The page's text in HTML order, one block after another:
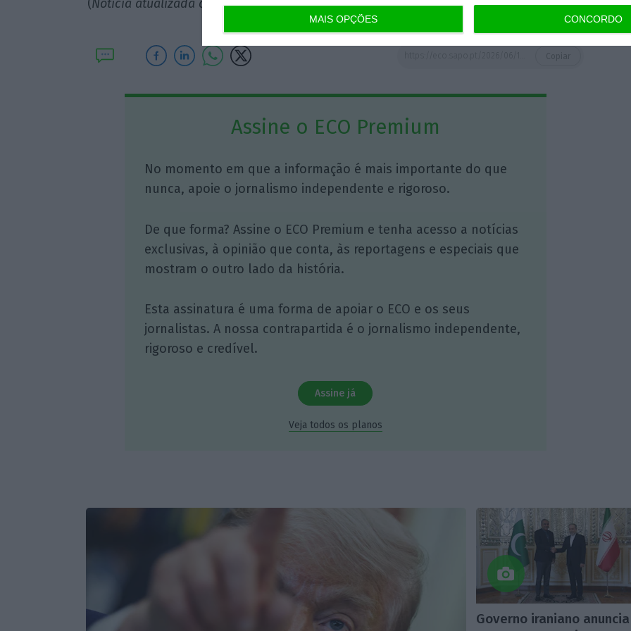
MAIS OPÇÕES CONCORDO
(Notícia atualizada com mais informação às 16h37)
Assine o ECO Premium
No momento em que a informação é mais importante do que
nunca, apoie o jornalismo independente e rigoroso.
De que forma? Assine o ECO Premium e tenha acesso a notícias
exclusivas, à opinião que conta, às reportagens e especiais que
mostram o outro lado da história.
Esta assinatura é uma forma de apoiar o ECO e os seus
jornalistas. A nossa contrapartida é o jornalismo independente,
rigoroso e credível.
Assine já
Veja todos os planos
Governo iraniano anuncia